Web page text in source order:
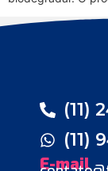
(11)
(11)
E-mail